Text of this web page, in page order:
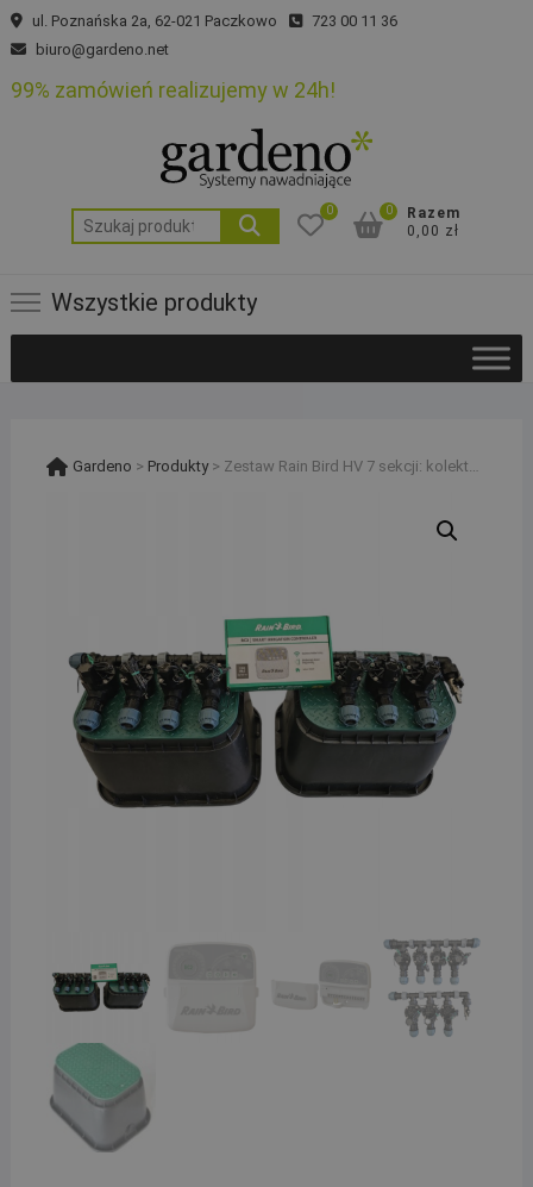
Skip
to
ul. Poznańska 2a, 62-021 Paczkowo
723 00 11 36
biuro@gardeno.net
99% zamówień realizujemy w 24h!
Szukaj:
0
Razem
0,00 zł
0
Wszystkie produkty
Gardeno > Produkty> Zestaw Rain Bird HV 7 sekcji: kolektor z kompresorem, sterownik RC2 i 2 studzienki PE 20